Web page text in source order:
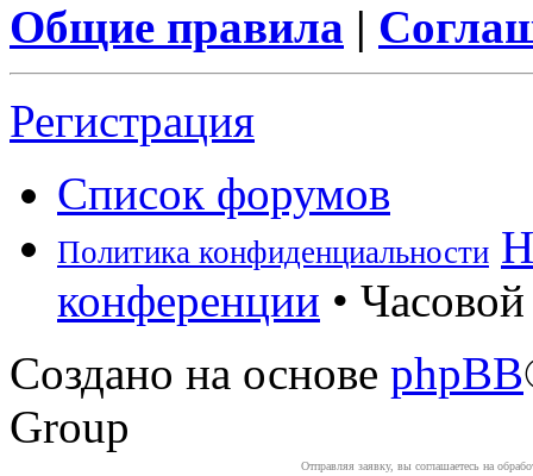
Общие правила |
Регистрация
Список форумов
Политика конфиденциальности
конференции •
Создано на основе phpBB
Group
Отправляя заявку, вы соглашаетесь на